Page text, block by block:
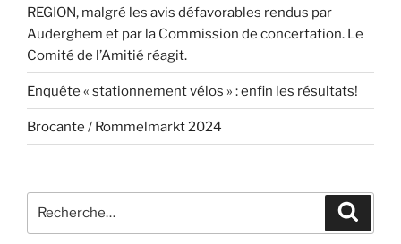
REGION, malgré les avis défavorables rendus par
Auderghem et par la Commission de concertation. Le
Comité de l’Amitié réagit.
Enquête « stationnement vélos » : enfin les résultats!
Brocante / Rommelmarkt 2024
pour